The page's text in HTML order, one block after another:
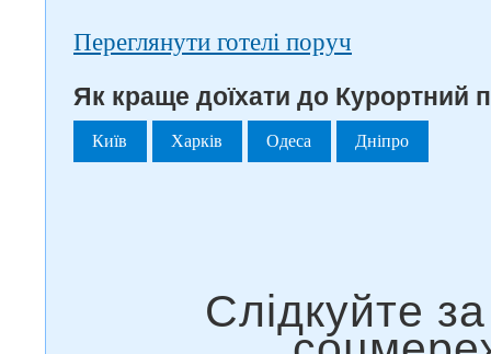
Переглянути готелі поруч
Як краще доїхати до Курортний
Київ Харків Одеса Дніпро